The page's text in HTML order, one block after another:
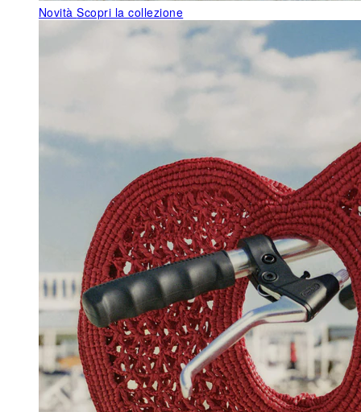
NovitàScopri la collezione